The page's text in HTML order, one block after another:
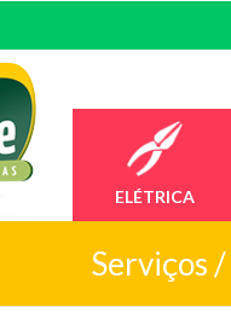
ELÉTRICA
Serviços /